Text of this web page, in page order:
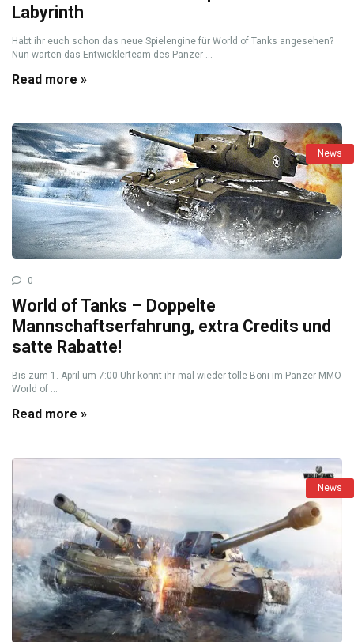
Labyrinth
Habt ihr euch schon das neue Spielengine für World of Tanks angesehen?
Nun warten das Entwicklerteam des Panzer ...
Read more »
News
0
World of Tanks – Doppelte
Mannschaftserfahrung, extra Credits und
satte Rabatte!
Bis zum 1. April um 7:00 Uhr könnt ihr mal wieder tolle Boni im Panzer MMO
World of ...
Read more »
News